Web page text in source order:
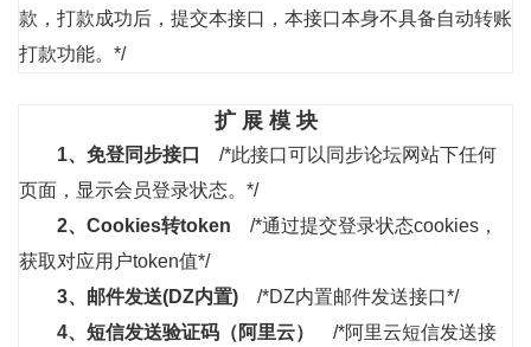
款，打款成功后，提交本接口，本接口本身不具备自动转账
打款功能。*/
扩 展 模 块
1、 免登同步接口
/*此接口可以同步论坛网站下任何
页面，显示会员登录状态。*/
2、 Cookies转token /*通过提交登录状态cookies，
获取对应用户token值*/
3、 邮件发送(DZ内置)
/*DZ内置邮件发送接口*/
4、 短信发送验证码（阿里云）
/*阿里云短信发送接